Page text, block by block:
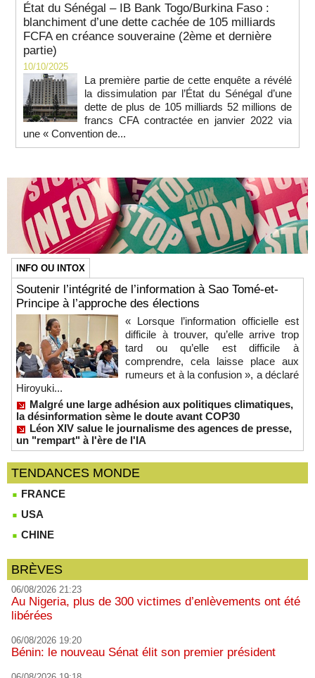
État du Sénégal – IB Bank Togo/Burkina Faso :
blanchiment d’une dette cachée de 105 milliards
FCFA en créance souveraine (2ème et dernière
partie)
10/10/2025
La première partie de cette enquête a révélé
la dissimulation par l’État du Sénégal d’une
dette de plus de 105 milliards 52 millions de
francs CFA contractée en janvier 2022 via
une « Convention de...
INFO OU INTOX
Soutenir l’intégrité de l’information à Sao Tomé-et-
Principe à l’approche des élections
« Lorsque l’information officielle est
difficile à trouver, qu’elle arrive trop
tard ou qu’elle est difficile à
comprendre, cela laisse place aux
rumeurs et à la confusion », a déclaré
Hiroyuki...
Malgré une large adhésion aux politiques climatiques,
la désinformation sème le doute avant COP30
Léon XIV salue le journalisme des agences de presse,
un "rempart" à l'ère de l'IA
TENDANCES MONDE
FRANCE
USA
CHINE
BRÈVES
06/08/2026 21:23
Au Nigeria, plus de 300 victimes d’enlèvements ont été
libérées
06/08/2026 19:20
Bénin: le nouveau Sénat élit son premier président